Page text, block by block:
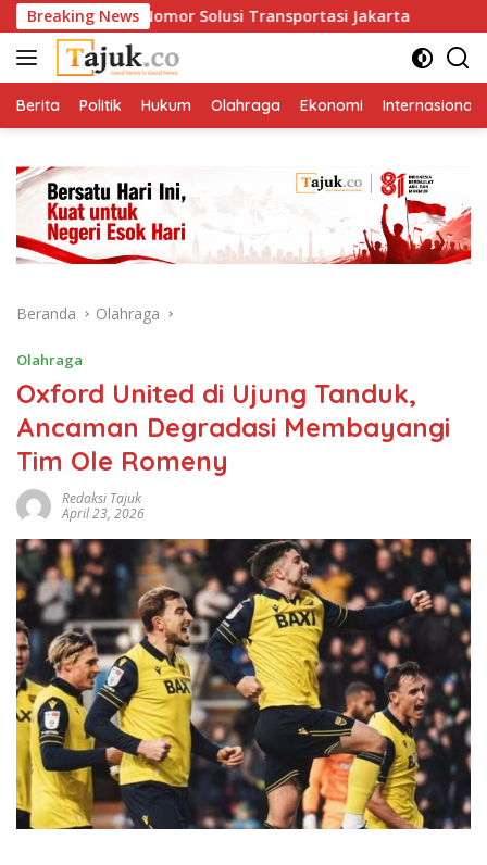
Langsung
ke
konten
Breaking News
Satu Nomor Solusi Transportasi Jakarta Di Antara
Berita Politik Hukum Olahraga Ekonomi Internasional
Beranda Olahraga
Olahraga
Oxford United di Ujung Tanduk,
Ancaman Degradasi Membayangi
Tim Ole Romeny
Redaksi Tajuk
April 23, 2026